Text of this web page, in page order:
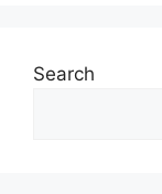
Search